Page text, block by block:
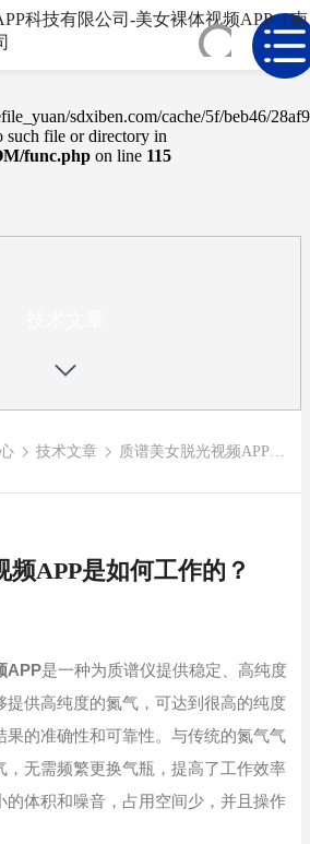
left on device in
func.php
sdxiben.com/cache/5f/beb46/
such file or directory in
func.php on line 115
技术文章 质谱美女脱光视频APP是如何工作的？
频APP是如何工作的？
APP是一种为质谱仪提供稳定、高纯度
提供高纯度的氮气，可达到很高的纯度
果的准确性和可靠性。与传统的氮气气
，无需频繁更换气瓶，提高了工作效率
的体积和噪音，占用空间少，并且操作